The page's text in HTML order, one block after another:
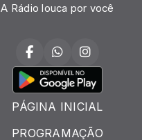
A Rádio louca por você
PÁGINA INICIAL
PROGRAMAÇÃO